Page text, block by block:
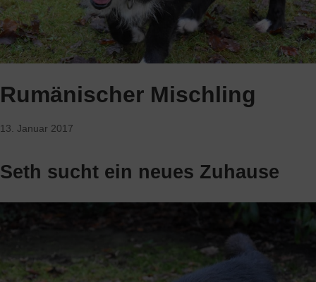
Rumänischer Mischling
13. Januar 2017
Seth sucht ein neues Zuhause